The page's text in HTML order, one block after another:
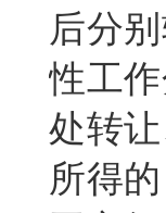
后分
性工
处转
所得